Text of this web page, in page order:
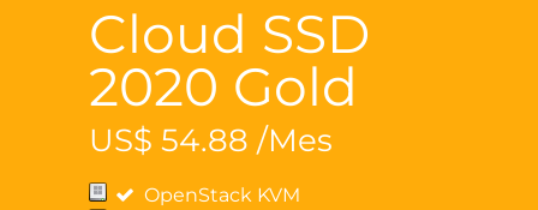
Cloud SSD
2020 Gold
US$ 54.88 /Mes
OpenStack KVM